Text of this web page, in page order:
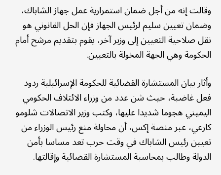
وقالت إنه من أجل ضمان استمرارية عمل جهاز الشاباك،
وضمان تعيين سليم لرئيس الجهاز فإن الحل القانوني هو
نقل صلاحية التعيين إلى وزير آخر، يقوم بتقديم مرشح أمام
الحكومة وهي الجهة المخولة بالتعيين.
وأثار بيان المستشارة القضائية للحكومة الإسرائيلية ردود
فعل غاضبة، حيث شن عدد من وزراء الائتلاف الحكومي
اليميني هجوما شديدا عليها، وكتب وزير الاتصالات شلومو
كارعي، عبر منصة إكس، أن محاولة منع رئيس الوزراء من
تعيين رئيس الشاباك في وقت حرب تعد مساسا بأمن
الدولة وطالب بمحاسبة المستشارة القضائية وإقالتها.